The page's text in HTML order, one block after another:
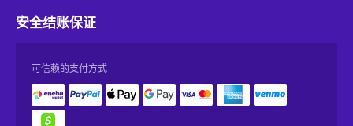
安全结账保证
可信赖的支付方式